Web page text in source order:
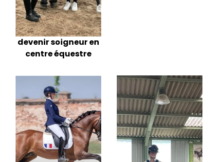
devenir soigneur en
centre équestre